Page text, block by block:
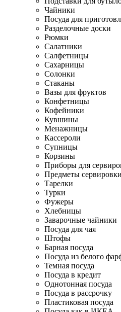
Чайники
Посуда для
Разделочные доски
Рюмки
Салатники
Салфетницы
Сахарницы
Солонки
Стаканы
Вазы для фруктов
Конфетницы
Кофейники
Кувшины
Менажницы
Кассероли
Супницы
Корзины
Приборы для
Предметы
Тарелки
Турки
Фужеры
Хлебницы
Заварочные чайники
Посуда для чая
Штофы
Барная посуда
Посуда из белого
Темная посуда
Посуда в кредит
Однотонная посуда
Посуда в рассрочку
Пластиковая посуда